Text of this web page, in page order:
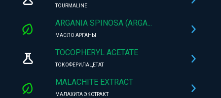
TOURMALINE
ARGANIA SPINOSA (ARGA...
МАСЛО АРГАНЫ
TOCOPHERYL ACETATE
ТОКОФЕРИЛАЦЕТАТ
MALACHITE EXTRACT
МАЛАХИТА ЭКСТРАКТ